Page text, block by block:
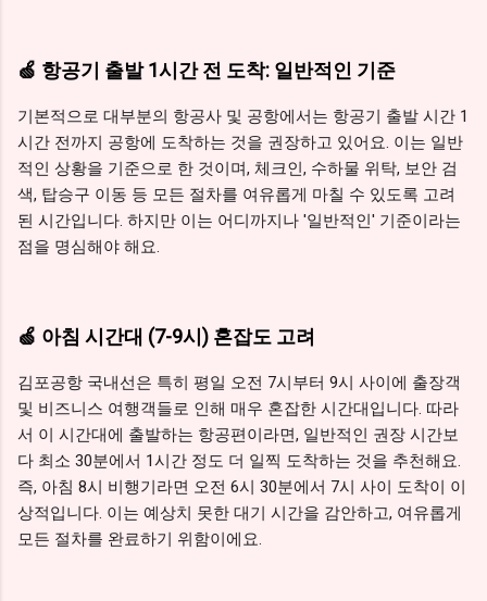
🍏 항공기 출발 1시간 전 도착: 일반적인 기준
기본적으로 대부분의 항공사 및 공항에서는 항공기 출발 시간 1
시간 전까지 공항에 도착하는 것을 권장하고 있어요. 이는 일반
적인 상황을 기준으로 한 것이며, 체크인, 수하물 위탁, 보안 검
색, 탑승구 이동 등 모든 절차를 여유롭게 마칠 수 있도록 고려
된 시간입니다. 하지만 이는 어디까지나 '일반적인' 기준이라는
점을 명심해야 해요.
🍏 아침 시간대 (7-9시) 혼잡도 고려
김포공항 국내선은 특히 평일 오전 7시부터 9시 사이에 출장객
및 비즈니스 여행객들로 인해 매우 혼잡한 시간대입니다. 따라
서 이 시간대에 출발하는 항공편이라면, 일반적인 권장 시간보
다 최소 30분에서 1시간 정도 더 일찍 도착하는 것을 추천해요.
즉, 아침 8시 비행기라면 오전 6시 30분에서 7시 사이 도착이 이
상적입니다. 이는 예상치 못한 대기 시간을 감안하고, 여유롭게
모든 절차를 완료하기 위함이에요.